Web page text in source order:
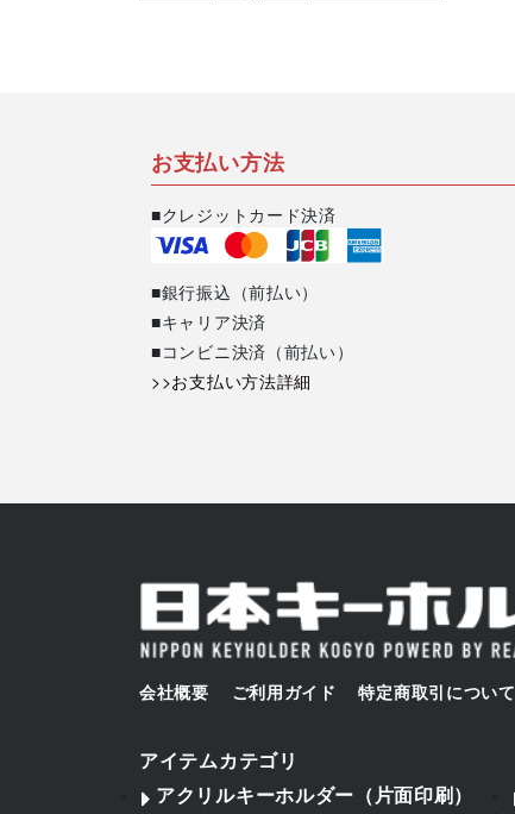
お支払い方法
■クレジットカード決済
■銀行振込（前払い）
■キャリア決済
■コンビニ決済（前払い）
>>お支払い方法詳細
会社概要 ご利用ガイド 特定商取引について
アイテムカテゴリ
アクリルキーホルダー（片面印刷）